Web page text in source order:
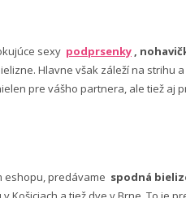
sexy podprsenky ,
Hlavne však záleží na
pre vášho partnera, ale tiež aj
eshopu, predávame spodná